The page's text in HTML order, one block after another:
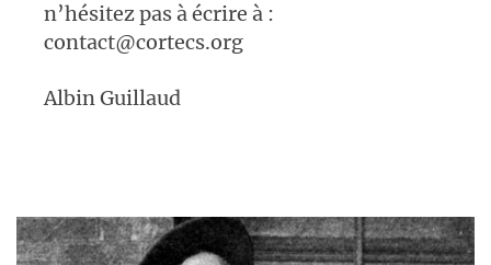
n’hésitez pas à écrire à :
contact@cortecs.org
Albin Guillaud